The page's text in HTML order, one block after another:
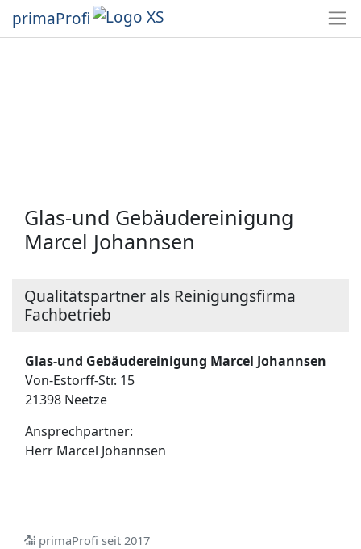
primaProfi
Glas-und Gebäudereinigung
Marcel Johannsen
Qualitätspartner als Reinigungsfirma
Fachbetrieb
Glas-und Gebäudereinigung Marcel Johannsen
Von-Estorff-Str. 15
21398 Neetze
Ansprechpartner:
Herr Marcel Johannsen
primaProfi seit 2017